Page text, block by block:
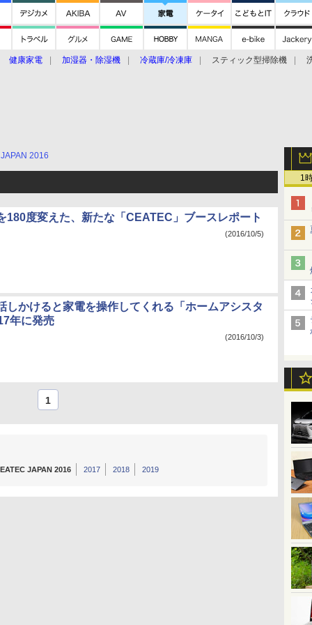
健康家電 加湿器・除湿機 冷蔵庫/冷凍庫 スティック型掃除機
1
2016
180度変えた、新たな「CEATEC」ブースレポート
(2016/10/5)
しかけると家電を操作してくれる「ホームアシスタ
年に発売
(2016/10/3)
1
JAPAN 2016 2017 2018 2019